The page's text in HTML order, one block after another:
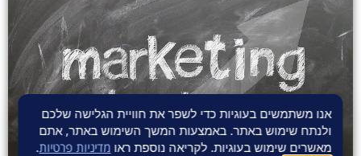
אנו משתמשים בעוגיות כדי לשפר את חוויית הגלישה שלכם
ולנתח שימוש באתר. באמצעות המשך השימוש באתר, אתם
מאשרים שימוש בעוגיות. לקריאה נוספת ראו מדיניות פרטיות.